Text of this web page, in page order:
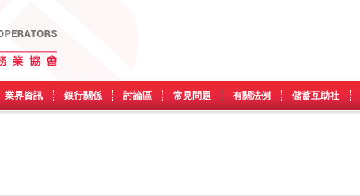
業界資訊 銀行關係 討論區 常見問題 有關法例 儲蓄互助社